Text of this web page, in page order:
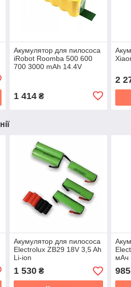
Акумулятор для пилососа
iRobot Roomba 500 600
700 3000 mAh 14.4V
1 414₴
2
Акумулятор для пилососа
Electrolux ZB29 18V 3,5 Ah
Li-ion
1 530₴
мАч
985